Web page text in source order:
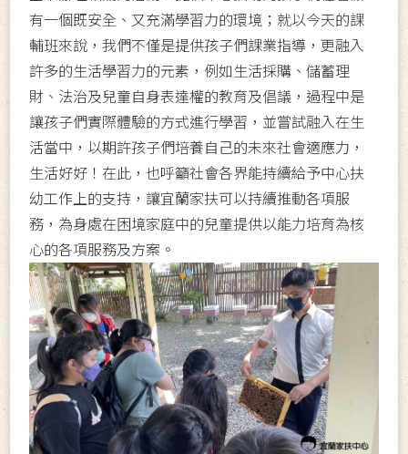
有一個既安全、又充滿學習力的環境；就以今天的課
輔班來說，我們不僅是提供孩子們課業指導，更融入
許多的生活學習力的元素，例如生活採購、儲蓄理
財、法治及兒童自身表達權的教育及倡議，過程中是
讓孩子們實際體驗的方式進行學習，並嘗試融入在生
活當中，以期許孩子們培養自己的未來社會適應力，
生活好好！在此，也呼籲社會各界能持續給予中心扶
幼工作上的支持，讓宜蘭家扶可以持續推動各項服
務，為身處在困境家庭中的兒童提供以能力培育為核
心的各項服務及方案。